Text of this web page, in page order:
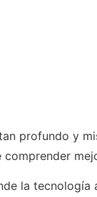
profundo y
comprender
la tecnología